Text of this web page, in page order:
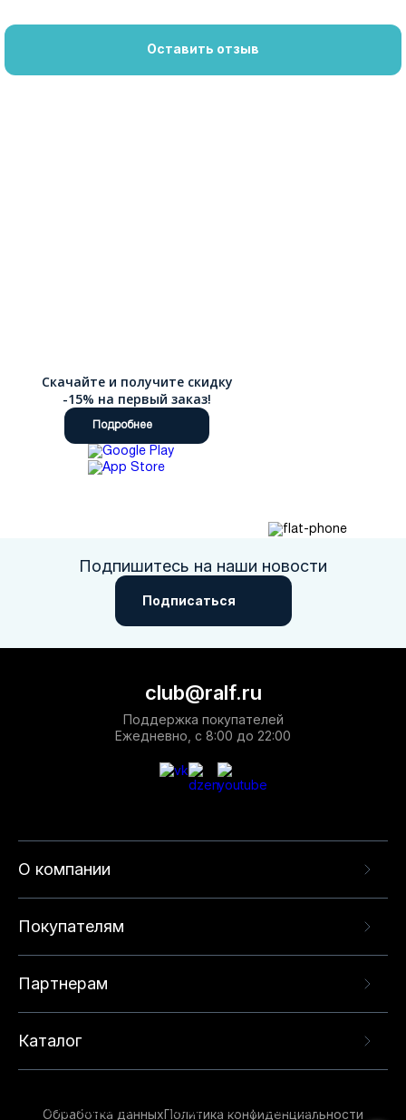
Оставить отзыв
Скачайте и получите скидку
-15% на первый заказ!
Подробнее
Подпишитесь на наши новости
Подписаться
О компании
Покупателям
Партнерам
Каталог
club@ralf.ru
Поддержка покупателей
Ежедневно, с 8:00 до 22:00
Обработка данныхПолитика конфиденциальности
опыта на нашем сайте. Продолжая использовать